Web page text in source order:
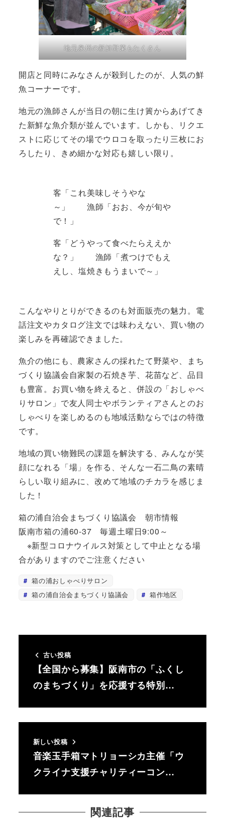
地元泉州の新鮮野菜もたくさん
開店と同時にみなさんが殺到したのが、人気の鮮
魚コーナーです。
地元の漁師さんが当日の朝に生け簀からあげてき
た新鮮な魚介類が並んでいます。しかも、リクエ
ストに応じてその場でウロコを取ったり三枚にお
ろしたり、きめ細かな対応も嬉しい限り。
客「これ美味しそうやな
～」 漁師「おお、今が旬や
で！」
客「どうやって食べたらええか
な？」 漁師「煮つけでもえ
えし、塩焼きもうまいで～」
こんなやりとりができるのも対面販売の魅力。電
話注文やカタログ注文では味わえない、買い物の
楽しみを再確認できました。
魚介の他にも、農家さんの採れたて野菜や、まち
づくり協議会自家製の石焼き芋、花苗など、品目
も豊富。お買い物を終えると、併設の「おしゃべ
りサロン」で友人同士やボランティアさんとのお
しゃべりを楽しめるのも地域活動ならではの特徴
です。
地域の買い物難民の課題を解決する、みんなが笑
顔になれる「場」を作る、そんな一石二鳥の素晴
らしい取り組みに、改めて地域のチカラを感じま
した！
箱の浦自治会まちづくり協議会 朝市情報
阪南市箱の浦60-37 毎週土曜日9:00～
※新型コロナウイルス対策として中止となる場
合がありますのでご注意ください
箱の浦おしゃべりサロン
箱の浦自治会まちづくり協議会
箱作地区
古い投稿
【全国から募集】阪南市の「ふくし
のまちづくり」を応援する特別…
新しい投稿
音楽玉手箱マトリョーシカ主催「ウ
クライナ支援チャリティーコン…
関連記事